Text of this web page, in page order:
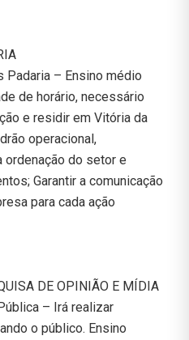
Padaria – Ensino médio
de horário, necessário
e residir em Vitória da
operacional,
ordenação do setor e
Garantir a comunicação
para cada ação
DE OPINIÃO E MÍDIA
– Irá realizar
o público. Ensino